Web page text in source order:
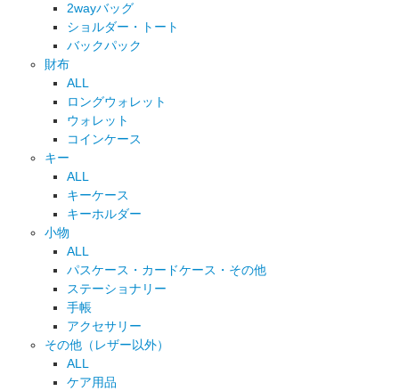
2wayバッグ
ショルダー・トート
バックパック
財布
ALL
ロングウォレット
ウォレット
コインケース
キー
ALL
キーケース
キーホルダー
小物
ALL
パスケース・カードケース・その他
ステーショナリー
手帳
アクセサリー
その他（レザー以外）
ALL
ケア用品